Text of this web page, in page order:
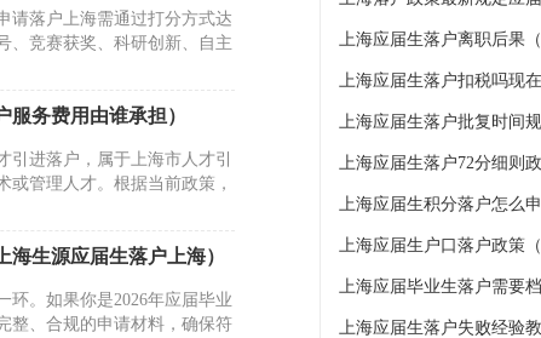
请落户上海需通过打分方式达
、竞赛获奖、科研创新、自主
服务费用由谁承担）
进落户，属于上海市人才引
管理人才。根据当前政策，
生源应届生落户上海）
环。如果你是2026年应届毕业
整、合规的申请材料，确保符
上海应届生落户离职后果
上海应届生落户扣税吗现
上海应届生落户72分细则
上海应届生积分落户怎么
上海应届生户口落户政策
上海应届毕业生落户需要
上海应届生落户失败经验